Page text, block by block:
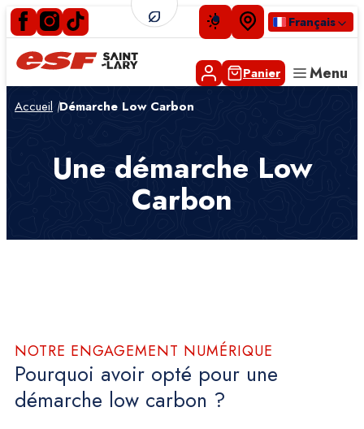
Français
Tout-petits
Sur mesure
Expérience montagne
Panier Menu
Accueil Démarche Low Carbon
Une démarche Low
Carbon
NOTRE ENGAGEMENT NUMÉRIQUE
Pourquoi avoir opté pour une
démarche low carbon ?